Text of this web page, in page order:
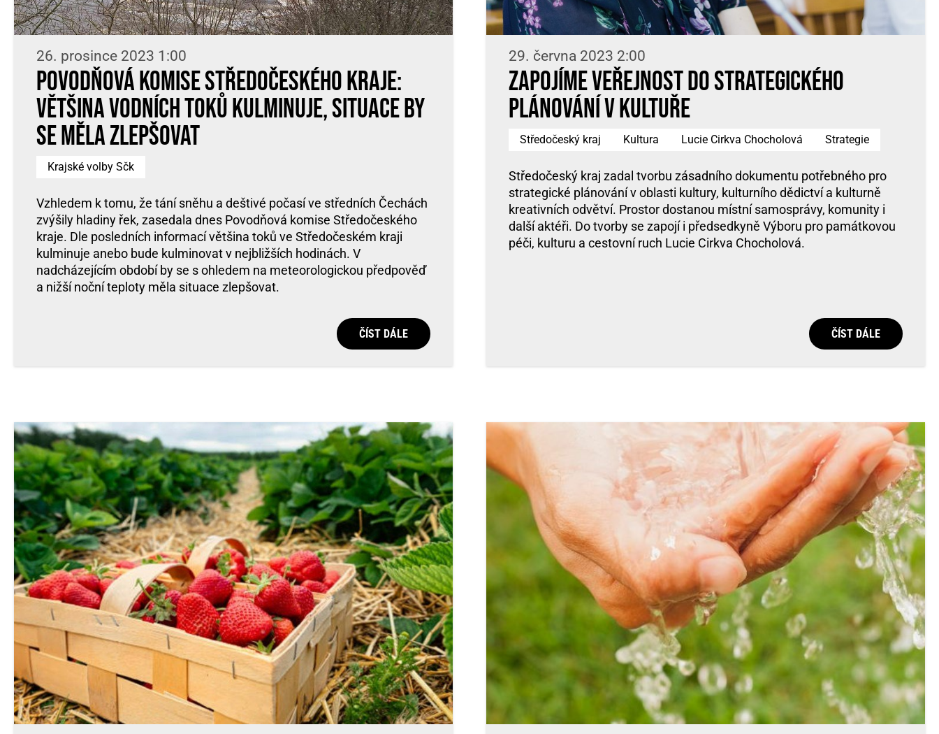
26. prosince 2023 1:00
Povodňová komise Středočeského kraje:
Většina vodních toků kulminuje, situace by
se měla zlepšovat
Krajské volby Sčk
Vzhledem k tomu, že tání sněhu a deštivé počasí ve středních Čechách
zvýšily hladiny řek, zasedala dnes Povodňová komise Středočeského
kraje. Dle posledních informací většina toků ve Středočeském kraji
kulminuje anebo bude kulminovat v nejbližších hodinách. V
nadcházejícím období by se s ohledem na meteorologickou předpověď
a nižší noční teploty měla situace zlepšovat.
ČÍST DÁLE
29. června 2023 2:00
Zapojíme veřejnost do strategického
plánování v kultuře
Středočeský kraj Kultura Lucie Cirkva Chocholová Strategie
Středočeský kraj zadal tvorbu zásadního dokumentu potřebného pro
strategické plánování v oblasti kultury, kulturního dědictví a kulturně
kreativních odvětví. Prostor dostanou místní samosprávy, komunity i
další aktéři. Do tvorby se zapojí i předsedkyně Výboru pro památkovou
péči, kulturu a cestovní ruch Lucie Cirkva Chocholová.
ČÍST DÁLE